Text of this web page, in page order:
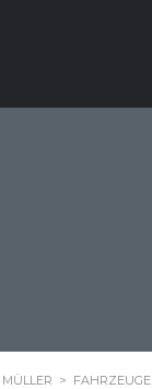
> FAHRZEUGE